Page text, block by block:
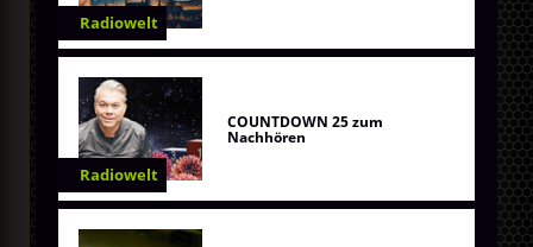
Radiowelt
Radiowelt
COUNTDOWN 25 zum
Nachhören